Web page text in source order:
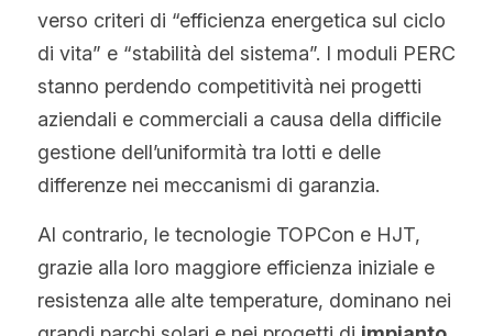
verso criteri di “efficienza energetica sul ciclo
di vita” e “stabilità del sistema”. I moduli PERC
stanno perdendo competitività nei progetti
aziendali e commerciali a causa della difficile
gestione dell’uniformità tra lotti e delle
differenze nei meccanismi di garanzia.
Al contrario, le tecnologie TOPCon e HJT,
grazie alla loro maggiore efficienza iniziale e
resistenza alle alte temperature, dominano nei